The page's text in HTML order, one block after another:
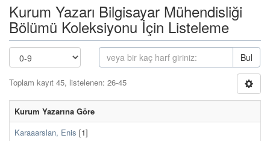
Kurum Yazarı Bilgisayar Mühendisliği
Bölümü Koleksiyonu İçin Listeleme
Bul
Toplam kayıt 45, listelenen: 26-45
Kurum Yazarına Göre
Karaaarslan, Enis [1]